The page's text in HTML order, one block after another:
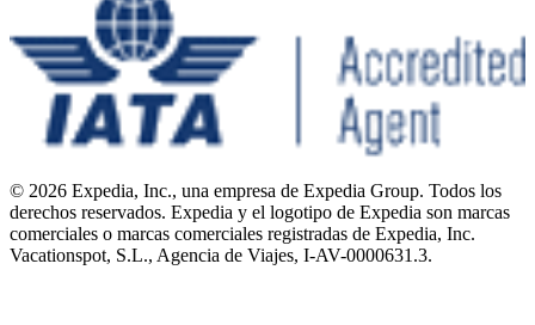
© 2026 Expedia, Inc., una empresa de Expedia Group. Todos los
derechos reservados. Expedia y el logotipo de Expedia son marcas
comerciales o marcas comerciales registradas de Expedia, Inc.
Vacationspot, S.L., Agencia de Viajes, I-AV-0000631.3.